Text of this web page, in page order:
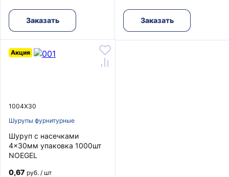
Заказать Заказать
1004X30
Шурупы фурнитурные
Акция
Шуруп с насечками
4x30мм упаковка 1000шт
NOEGEL
0,67 руб. / шт